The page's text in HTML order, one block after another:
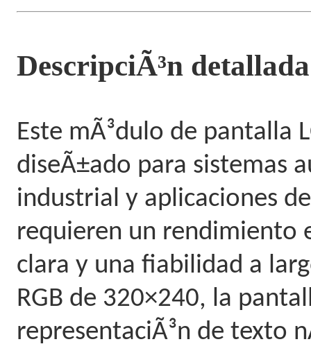
DescripciÃ³n
Este mÃ³dulo de pantalla
diseÃ±ado para sistemas
industrial y aplicaciones
requieren un rendimiento
clara y una fiabilidad a
RGB de 320×240, la
representaciÃ³n de texto